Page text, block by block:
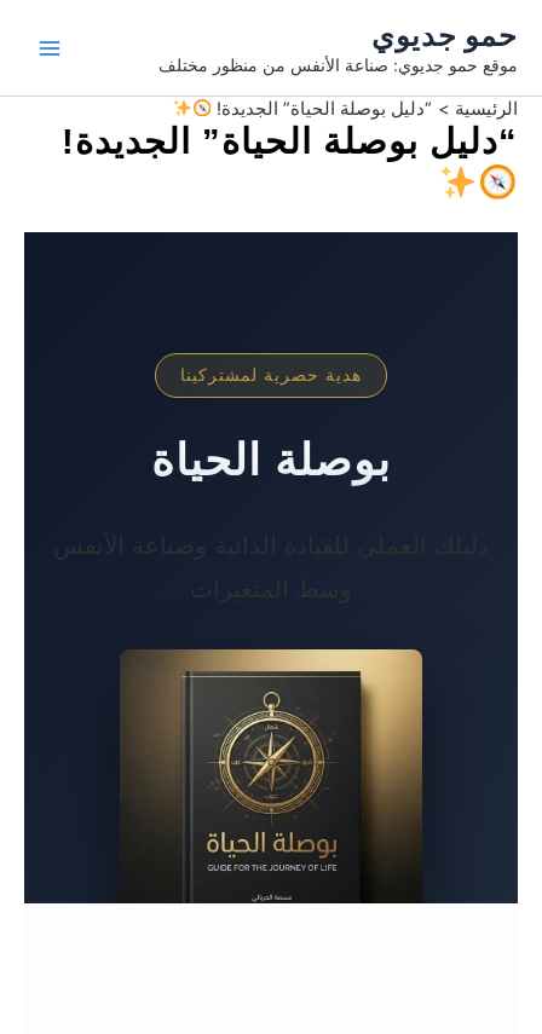
المحتوى
حمو جديوي
موقع حمو جديوي: صناعة الأنفس من منظور مختلف
الرئيسية “دليل بوصلة الحياة” الجديدة!
“دليل بوصلة الحياة” الجديدة!
هدية حصرية لمشتركينا
بوصلة الحياة
دليلك العملي للقيادة الذاتية وصناعة الأنفس
وسط المتغيرات